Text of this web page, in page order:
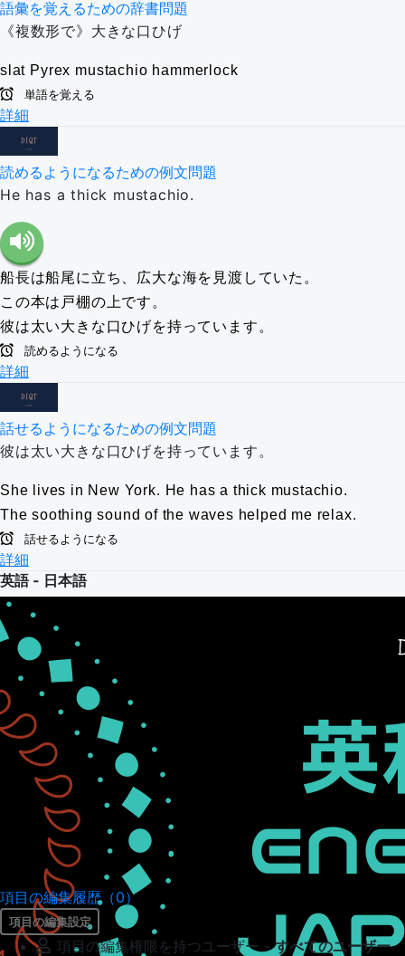
語彙を覚えるための辞書問題
《複数形で》大きな口ひげ
slat Pyrex mustachio hammerlock
単語を覚える
詳細
読めるようになるための例文問題
He has a thick mustachio.
船長は船尾に立ち、広大な海を見渡していた。
この本は戸棚の上です。
彼は太い大きな口ひげを持っています。
読めるようになる
詳細
話せるようになるための例文問題
彼は太い大きな口ひげを持っています。
She lives in New York. He has a thick mustachio.
The soothing sound of the waves helped me relax.
話せるようになる
詳細
英語 - 日本語
項目の編集履歴（0）
項目の編集設定
項目の編集権限を持つユーザー -すべてのユーザー